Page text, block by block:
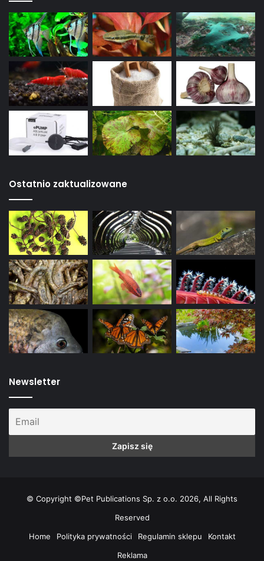
Ostatnio zaktualizowane
Newsletter
© Copyright ©Pet Publications Sp. z o.o. 2026, All Rights
Reserved
Home
Polityka prywatności Regulamin sklepu
Kontakt
Reklama